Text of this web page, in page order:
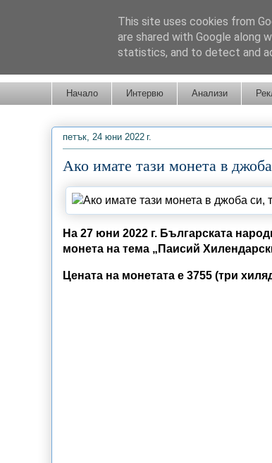
Начало Интервю Анализи
петък, 24 юни 2022 г.
Ако имате тази монета в
На 27 юни 2022 г. Българската
монета на тема „Паисий
Цената на монетата е 3755 (три
This site uses cookies from
are shared with Google along
statistics, and to detect and